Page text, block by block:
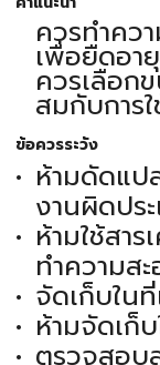
ควรทำคว
เพื่อยืดอา
ควรเลือก
สมกับการ
ข้อควรระวัง
ห้ามดัดแป
งานผิดปร
ห้ามใช้สา
ทำความส
จัดเก็บใน
ห้ามจัดเก็
ตรวจสอบ